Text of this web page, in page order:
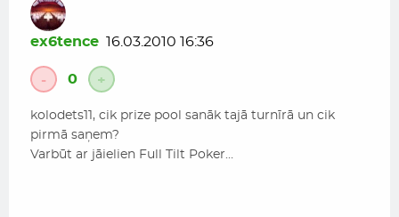
ex6tence 16.03.2010 16:36
- 0 +
kolodets11, cik prize pool sanāk tajā turnīrā un cik
pirmā saņem?
Varbūt ar jāielien Full Tilt Poker…